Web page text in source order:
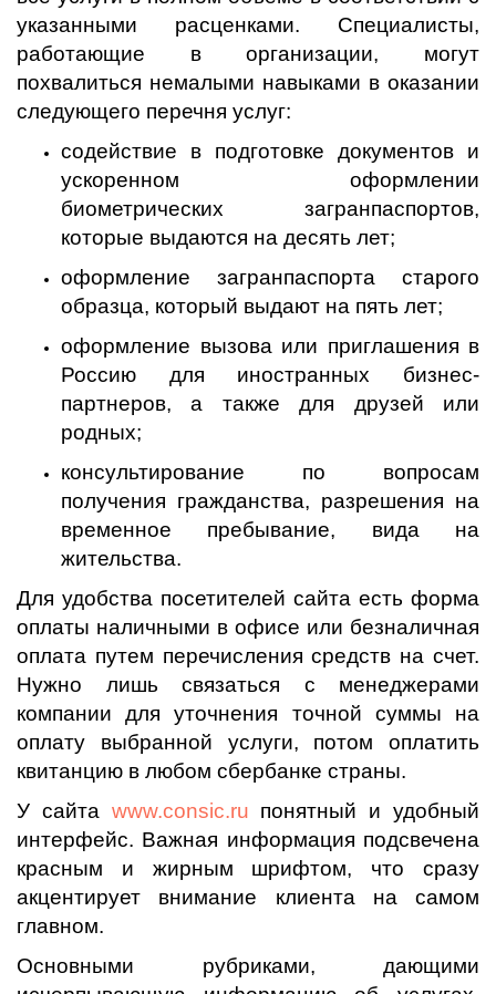
указанными расценками. Специалисты,
работающие в организации, могут
похвалиться немалыми навыками в оказании
следующего перечня услуг:
содействие в подготовке документов и
ускоренном оформлении
биометрических загранпаспортов,
которые выдаются на десять лет;
оформление загранпаспорта старого
образца, который выдают на пять лет;
оформление вызова или приглашения в
Россию для иностранных бизнес-
партнеров, а также для друзей или
родных;
консультирование по вопросам
получения гражданства, разрешения на
временное пребывание, вида на
жительства.
Для удобства посетителей сайта есть форма
оплаты наличными в офисе или безналичная
оплата путем перечисления средств на счет.
Нужно лишь связаться с менеджерами
компании для уточнения точной суммы на
оплату выбранной услуги, потом оплатить
квитанцию в любом сбербанке страны.
У сайта www.consic.ru понятный и удобный
интерфейс. Важная информация подсвечена
красным и жирным шрифтом, что сразу
акцентирует внимание клиента на самом
главном.
Основными рубриками, дающими